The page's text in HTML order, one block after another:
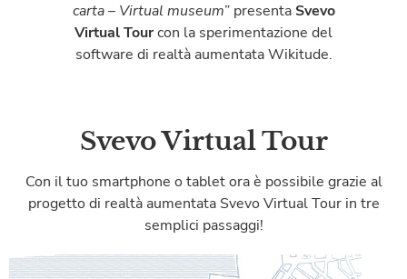
carta – Virtual museum” presenta Svevo
Virtual Tourcon la sperimentazione del
software di realtà aumentata Wikitude.
Svevo Virtual Tour
Con il tuo smartphone o tablet ora è possibile grazie al
progetto di realtà aumentata Svevo Virtual Tour in tre
semplici passaggi!